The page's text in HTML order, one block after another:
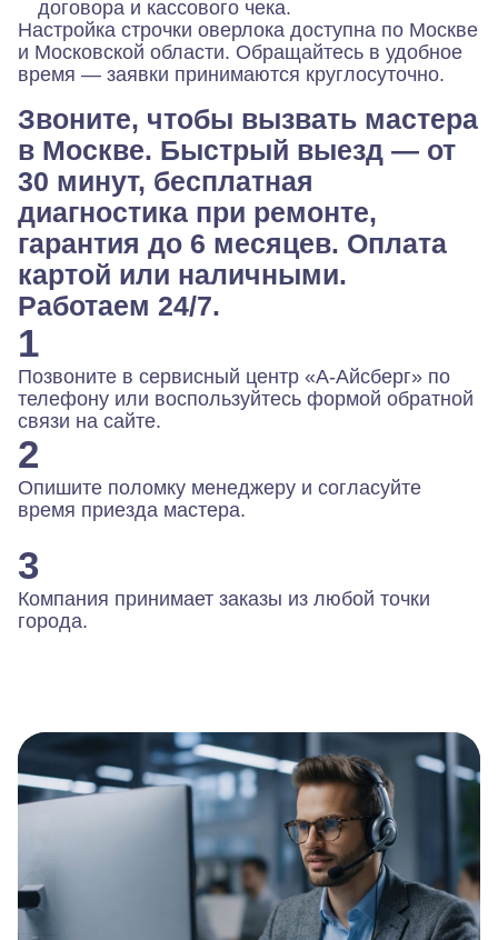
договора и кассового чека.
Настройка строчки оверлока доступна по Москве
и Московской области. Обращайтесь в удобное
время — заявки принимаются круглосуточно.
Звоните, чтобы вызвать мастера
в Москве. Быстрый выезд — от
30 минут, бесплатная
диагностика при ремонте,
гарантия до 6 месяцев. Оплата
картой или наличными.
Работаем 24/7.
1
Позвоните в сервисный центр «А-Айсберг» по
телефону или воспользуйтесь формой обратной
связи на сайте.
2
Опишите поломку менеджеру и согласуйте
время приезда мастера.
3
Компания принимает заказы из любой точки
города.